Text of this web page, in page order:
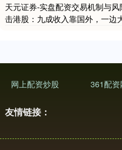
天元证券-实盘配资交易机制与
击港股：九成收入靠国外，一边
网上配资炒股 361配资
友情链接：